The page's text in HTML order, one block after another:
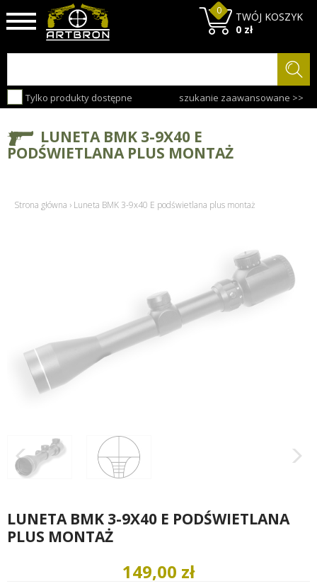
Tylko produkty dostępne szukanie zaawansowane >>
TWÓJ KOSZYK
0
0 zł
LUNETA BMK 3-9X40 E
PODŚWIETLANA PLUS MONTAŻ
Strona główna › Luneta BMK 3-9x40 E podświetlana plus montaż
LUNETA BMK 3-9X40 E PODŚWIETLANA
PLUS MONTAŻ
149,00 zł